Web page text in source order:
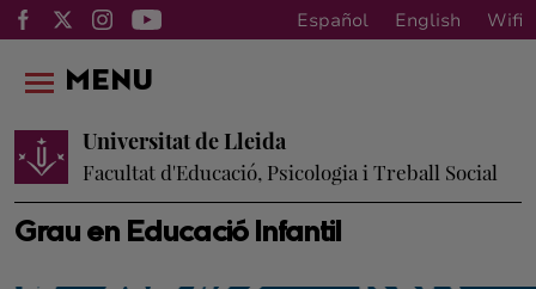
Español English Wifi
Grau en Educació Infantil
Universitat de Lleida
Facultat d'Educació, Psicologia i Treball Social
MENU